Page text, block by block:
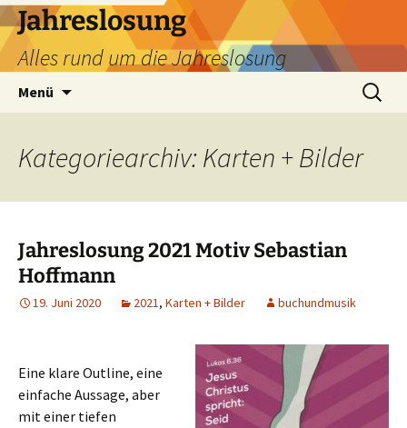
Zum
Inhalt
springen
Jahreslosung
Alles rund um die Jahreslosung
Menü
Suchen
nach:
Kategoriearchiv: Karten + Bilder
Jahreslosung 2021 Motiv Sebastian
Hoffmann
19. Juni 2020 2021, Karten + Bilder buchundmusik
Eine klare Outline, eine
einfache Aussage, aber
mit einer tiefen